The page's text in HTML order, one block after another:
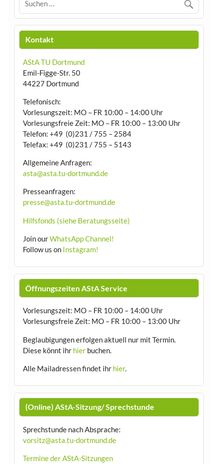
Kontakt
AStA TU Dortmund
Emil-Figge-Str. 50
44227 Dortmund
Telefonisch:
Vorlesungszeit: MO – FR 10:00 – 14:00 Uhr
Vorlesungsfreie Zeit: MO – FR 10:00 – 13:00 Uhr
Telefon: +49 (0)231 / 755 – 2584
Telefax: +49 (0)231 / 755 – 5143
Allgemeine Anfragen:
asta@asta.tu-dortmund.de
Presseanfragen:
presse@asta.tu-dortmund.de
Hilfsfonds (siehe Beratungsseite)
Join ourWhatsApp Channel!
Follow us on Instagram!
Öffnungszeiten AStA Service
Vorlesungszeit: MO – FR 10:00 – 14:00 Uhr
Vorlesungsfreie Zeit: MO – FR 10:00 – 13:00 Uhr
Beglaubigungen erfolgen aktuell nur mit Termin.
Diese könnt ihr hierbuchen.
Alle Mailadressen findet ihr hier.
(Online) AStA-Sitzung/ Sprechstunde
Sprechstunde nach Absprache:
vorsitz@asta.tu-dortmund.de
Termine der AStA-Sitzungen